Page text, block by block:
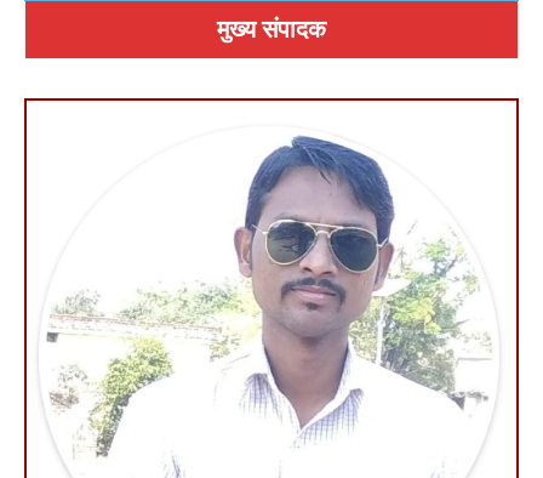
मुख्य संपादक